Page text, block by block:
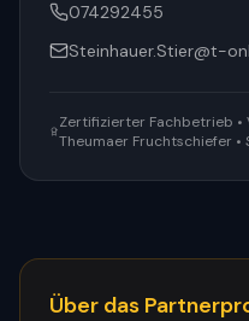
074292455
Steinhauer.Stier@t-
Zertifizierter Fachbetrieb
Theumaer Fruchtschiefer
Über das